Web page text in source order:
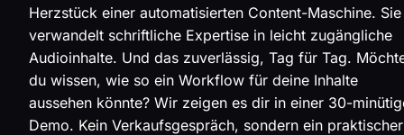
Herzstück einer automatisierten Content-Maschine. Sie
verwandelt schriftliche Expertise in leicht zugängliche
Audioinhalte. Und das zuverlässig, Tag für Tag.
du wissen, wie so ein Workflow für deine Inhalte
aussehen könnte? Wir zeigen es dir in einer 30-
Demo. Kein Verkaufsgespräch, sondern ein praktischer